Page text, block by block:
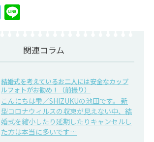
T
w
er
e
関連コラム
結婚式を考えているお二人には安全なカップ
ルフォトがお勧め！（前撮り）
こんにちは雫／SHIZUKUの池田です。 新
型コロナウィルスの収束が見えない中、結
婚式を縮小したり延期したりキャンセルし
た方は本当に多いです…